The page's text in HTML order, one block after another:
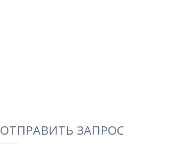
ОТПРАВИТЬ ЗАПРОС